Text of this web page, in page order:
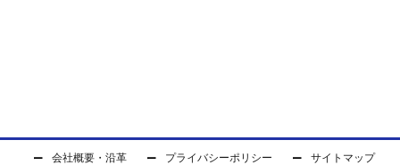
会社概要・沿革 プライバシーポリシー サイトマップ